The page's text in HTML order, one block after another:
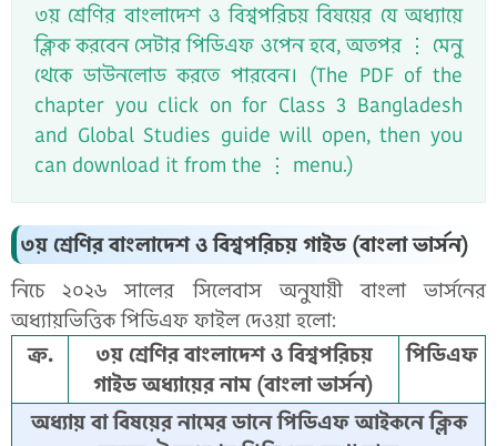
৩য় শ্রেণির বাংলাদেশ ও বিশ্বপরিচয় বিষয়ের যে অধ্যায়ে
ক্লিক করবেন সেটার পিডিএফ ওপেন হবে, অতপর ⋮ মেনু
থেকে ডাউনলোড করতে পারবেন। (The PDF of the
chapter you click on for Class 3 Bangladesh
and Global Studies guide will open, then you
can download it from the ⋮ menu.)
৩য় শ্রেণির বাংলাদেশ ও বিশ্বপরিচয় গাইড (বাংলা ভার্সন)
নিচে ২০২৬ সালের সিলেবাস অনুযায়ী বাংলা ভার্সনের
অধ্যায়ভিত্তিক পিডিএফ ফাইল দেওয়া হলো:
ক্র.
৩য় শ্রেণির বাংলাদেশ ও বিশ্বপরিচয়
গাইড অধ্যায়ের নাম (বাংলা ভার্সন)
পিডিএফ
অধ্যায় বা বিষয়ের নামের ডানে পিডিএফ আইকনে ক্লিক